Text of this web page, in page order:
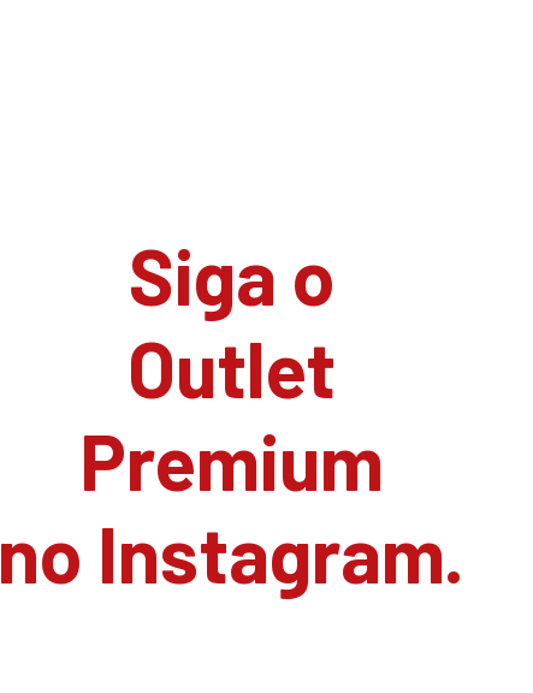
Siga o
Outlet
Premium
no Instagram.